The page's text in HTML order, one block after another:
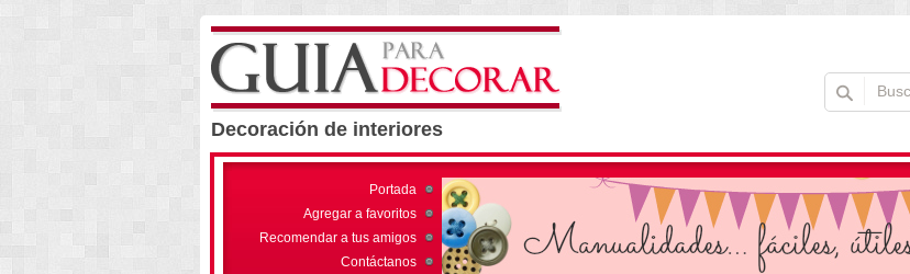
Decoración de interiores
Portada
Agregar a favoritos
Recomendar a tus amigos
Contáctanos